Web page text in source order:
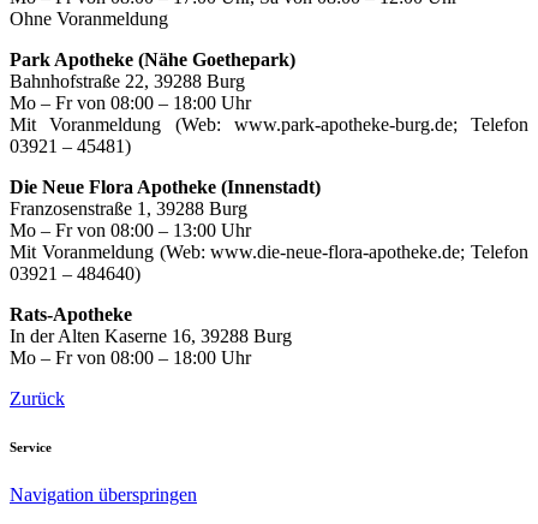
Ohne Voranmeldung
Park Apotheke (Nähe Goethepark)
Bahnhofstraße 22, 39288 Burg
Mo – Fr von 08:00 – 18:00 Uhr
Mit Voranmeldung (Web: www.park-apotheke-burg.de; Telefon
03921 – 45481)
Die Neue Flora Apotheke (Innenstadt)
Franzosenstraße 1, 39288 Burg
Mo – Fr von 08:00 – 13:00 Uhr
Mit Voranmeldung (Web: www.die-neue-flora-apotheke.de; Telefon
03921 – 484640)
Rats-Apotheke
In der Alten Kaserne 16, 39288 Burg
Mo – Fr von 08:00 – 18:00 Uhr
Zurück
Service
Navigation überspringen